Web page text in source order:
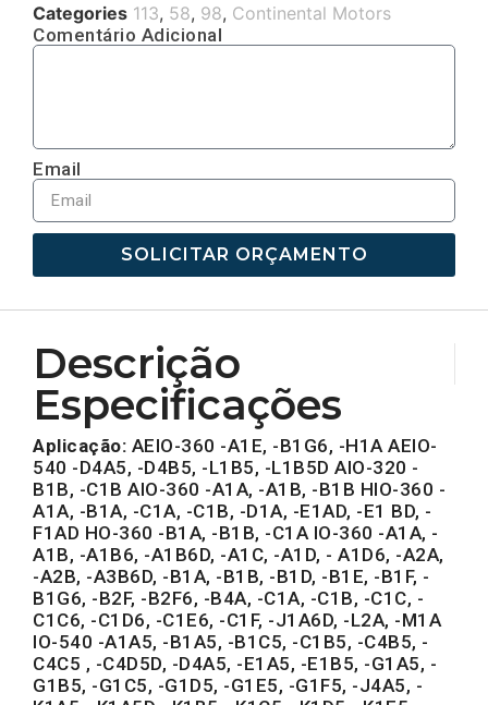
Categories 113, 58, 98, Continental Motors
Comentário Adicional
Email
SOLICITAR ORÇAMENTO
Descrição
Especificações
Aplicação: AEIO-360 -A1E, -B1G6, -H1A AEIO-
540 -D4A5, -D4B5, -L1B5, -L1B5D AIO-320 -
B1B, -C1B AIO-360 -A1A, -A1B, -B1B HIO-360 -
A1A, -B1A, -C1A, -C1B, -D1A, -E1AD, -E1 BD, -
F1AD HO-360 -B1A, -B1B, -C1A IO-360 -A1A, -
A1B, -A1B6, -A1B6D, -A1C, -A1D, - A1D6, -A2A,
-A2B, -A3B6D, -B1A, -B1B, -B1D, -B1E, -B1F, -
B1G6, -B2F, -B2F6, -B4A, -C1A, -C1B, -C1C, -
C1C6, -C1D6, -C1E6, -C1F, -J1A6D, -L2A, -M1A
IO-540 -A1A5, -B1A5, -B1C5, -C1B5, -C4B5, -
C4C5 , -C4D5D, -D4A5, -E1A5, -E1B5, -G1A5, -
G1B5, -G1C5, -G1D5, -G1E5, -G1F5, -J4A5, -